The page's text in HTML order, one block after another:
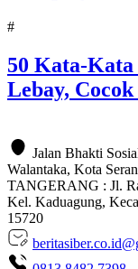
#
50 Kata-
Lebay,
Jalan Bhakti
Walantaka, Kota
TANGERANG : Jl.
Kel. Kaduagung,
15720